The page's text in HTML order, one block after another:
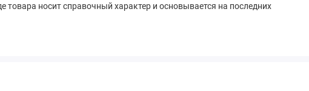
товара носит справочный характер и основывается на последних